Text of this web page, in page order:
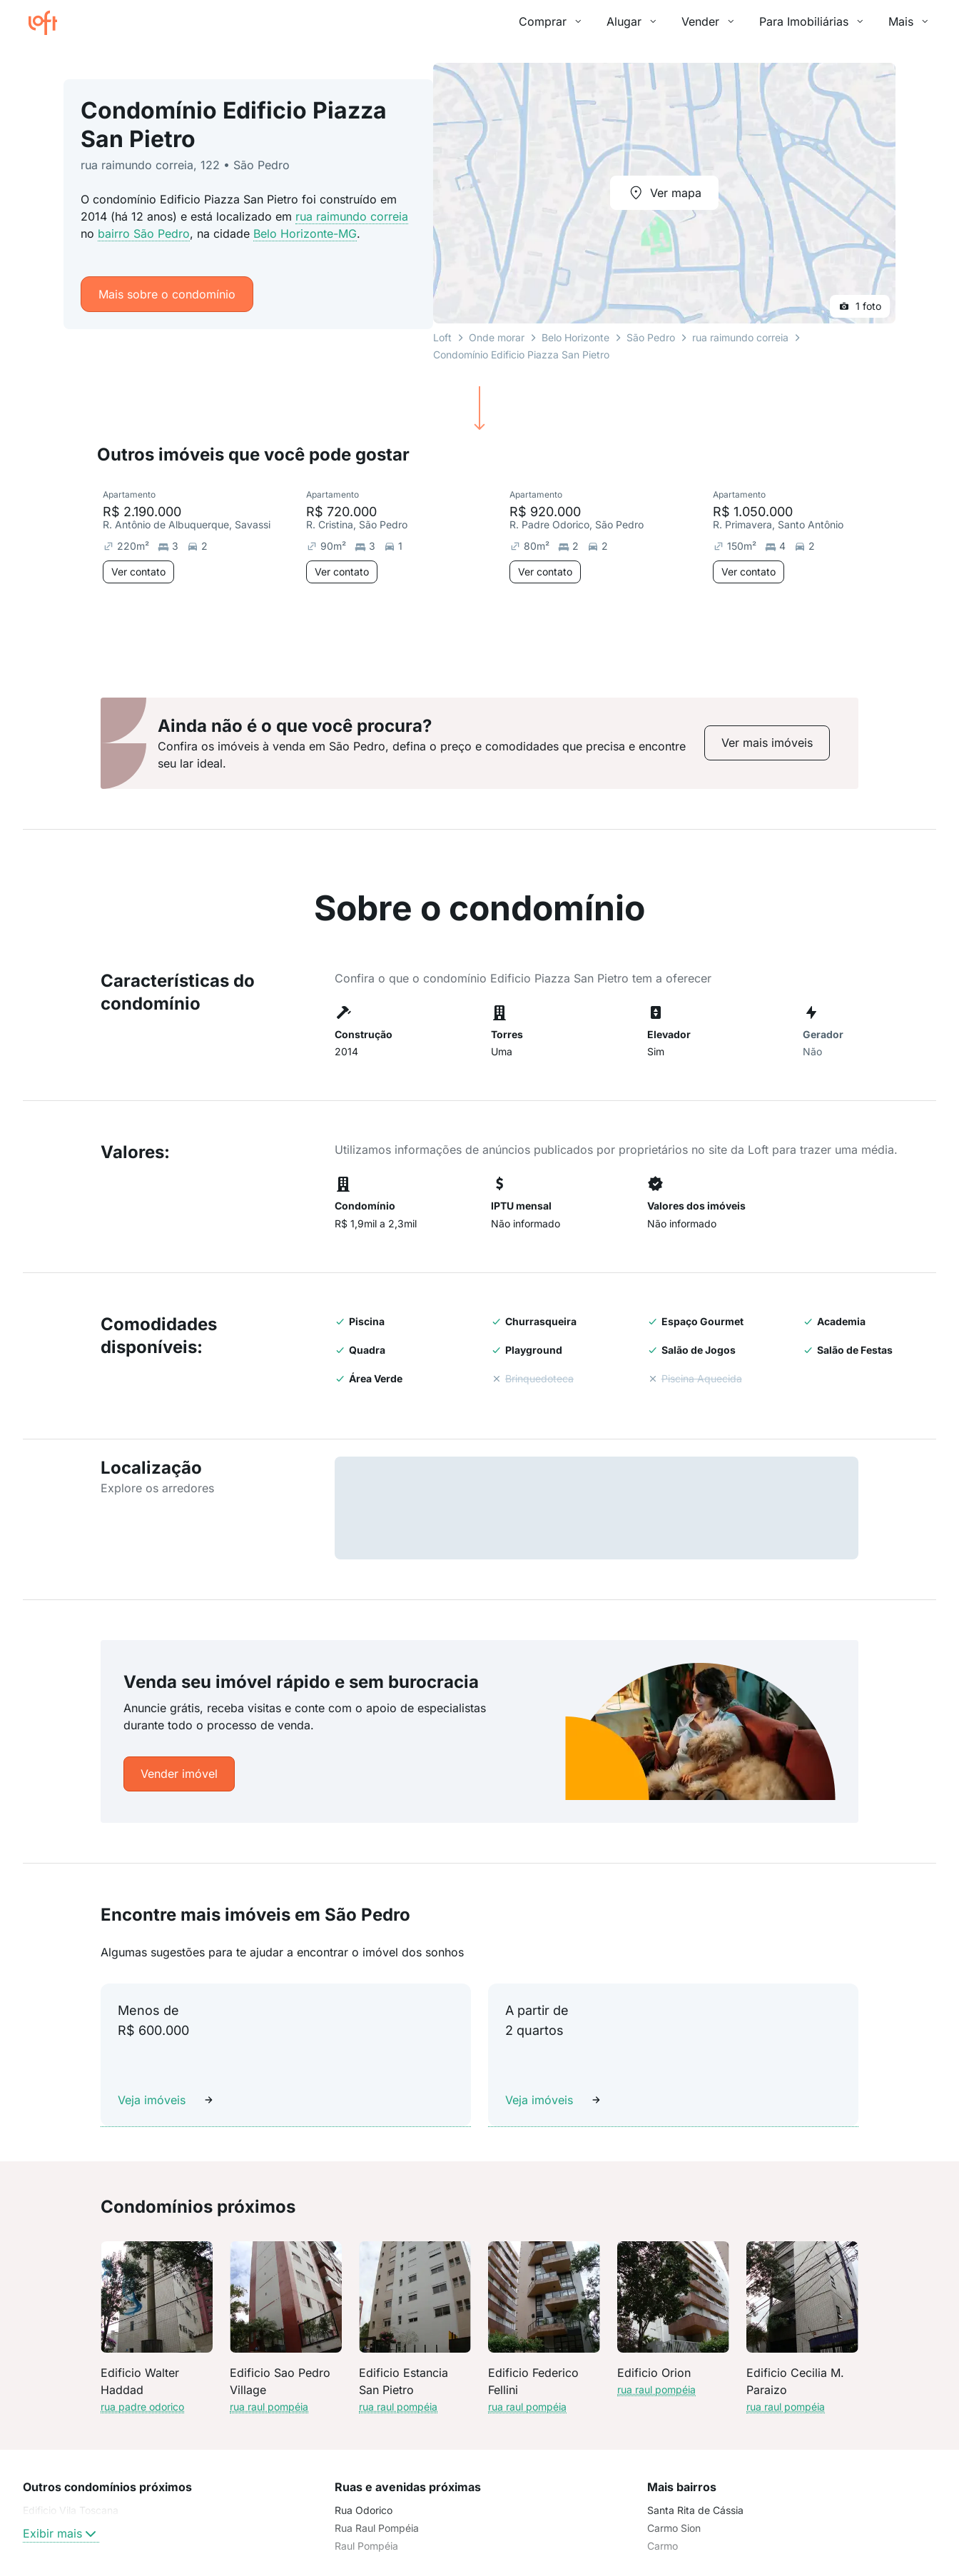
Comprar Alugar Vender Para Imobiliárias Mais
Condomínio Edificio Piazza
San Pietro
rua raimundo correia, 122 • São Pedro
O condomínio Edificio Piazza San Pietro foi construído em
2014 (há 12 anos) e está localizado em rua raimundo correia
no bairro São Pedro, na cidade Belo Horizonte-MG.
Mais sobre o condomínio
Ver mapa
1 foto
Loft Onde morar Belo Horizonte São Pedro
rua raimundo correia
Condomínio Edificio Piazza San Pietro
Outros imóveis que você pode gostar
Apartamento
R$ 2.190.000
R. Antônio de Albuquerque, Savassi
220m² 3 2
Ver contato
Apartamento
R$ 720.000
R. Cristina, São Pedro
90m² 3 1
Ver contato
Apartamento
R$ 920.000
R. Padre Odorico, São Pedro
80m² 2 2
Ver contato
Apartamento
R$ 1.050.000
R. Primavera, Santo Antônio
150m² 4 2
Ver contato
Ainda não é o que você procura?
Confira os imóveis à venda em São Pedro, defina o preço e comodidades que precisa e encontre
seu lar ideal.
Ver mais imóveis
Sobre o condomínio
Características do
condomínio
Confira o que o condomínio Edificio Piazza San Pietro tem a oferecer
Construção
2014
Torres
Uma
Elevador
Sim
Gerador
Não
Valores: Utilizamos informações de anúncios publicados por proprietários no site da Loft para trazer uma média.
Condomínio
R$ 1,9mil a 2,3mil
IPTU mensal
Não informado
Valores dos imóveis
Não informado
Comodidades
disponíveis:
Piscina Churrasqueira Espaço Gourmet Academia
Quadra Playground Salão de Jogos Salão de Festas
Área Verde Brinquedoteca Piscina Aquecida
Localização
Explore os arredores
Venda seu imóvel rápido e sem burocracia
Anuncie grátis, receba visitas e conte com o apoio de especialistas
durante todo o processo de venda.
Vender imóvel
Encontre mais imóveis em São Pedro
Algumas sugestões para te ajudar a encontrar o imóvel dos sonhos
Menos de
R$ 600.000
Veja imóveis
A partir de
2 quartos
Veja imóveis
Condomínios próximos
Edificio Walter
Haddad
rua padre odorico
Edificio Sao Pedro
Village
rua raul pompéia
Edificio Estancia
San Pietro
rua raul pompéia
Edificio Federico
Fellini
rua raul pompéia
Edificio Orion
rua raul pompéia
Edificio Cecilia M.
Paraizo
rua raul pompéia
Outros condomínios próximos
Edificio Vila Toscana
Exibir mais
Ruas e avenidas próximas
Rua Odorico
Rua Raul Pompéia
Raul Pompéia
Mais bairros
Santa Rita de Cássia
Carmo Sion
Carmo